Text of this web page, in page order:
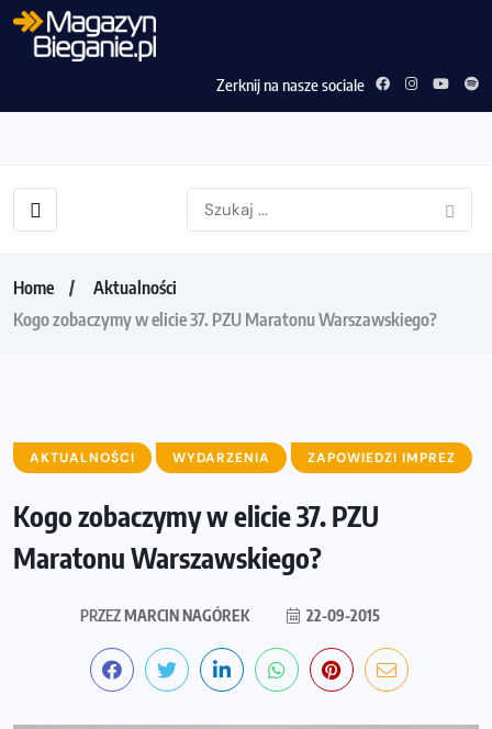
Zerknij na nasze sociale
Home
Aktualności
Kogo zobaczymy w elicie 37. PZU Maratonu Warszawskiego?
AKTUALNOŚCI WYDARZENIA ZAPOWIEDZI IMPREZ
Kogo zobaczymy w elicie 37. PZU
Maratonu Warszawskiego?
PRZEZMARCIN NAGÓREK 22-09-2015